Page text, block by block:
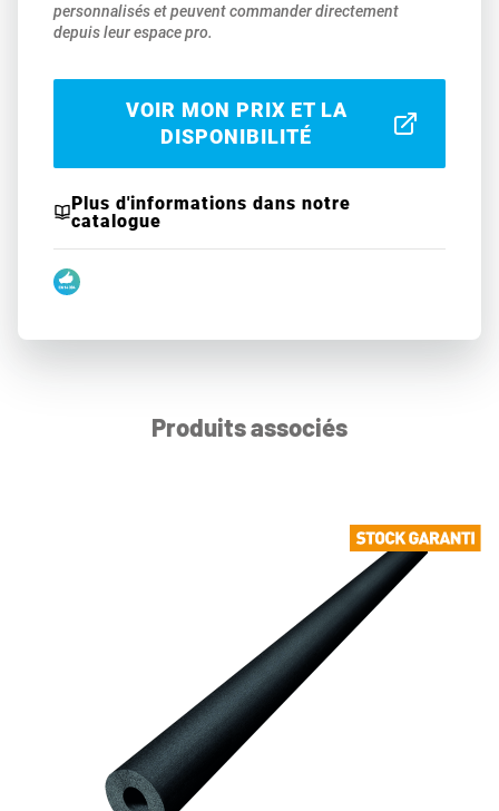
personnalisés et peuvent commander directement
depuis leur espace pro.
VOIR MON PRIX ET LA
DISPONIBILITÉ
Plus d'informations dans notre
catalogue
Produits associés